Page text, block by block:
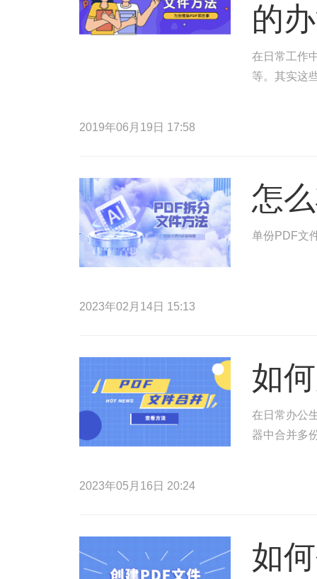
的
在日常工作
等。其实这
2019年06月19日 17:58
怎
单份PDF文
2023年02月14日 15:13
如
在日常办公
器中合并多
2023年05月16日 20:24
如